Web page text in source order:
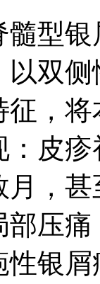
型
以双
征，
皮
，
压
银屑